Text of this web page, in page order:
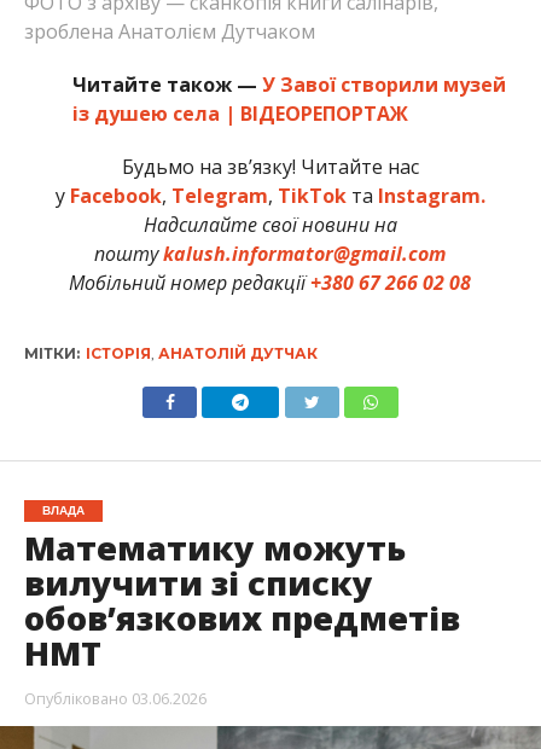
зроблена Анатолієм Дутчаком
Читайте також — У Завої створили музей
із душею села | ВІДЕОРЕПОРТАЖ
Будьмо на зв’язку! Читайте нас
у Facebook, Telegram, TikTokта Instagram.
Надсилайте свої новини на
поштуkalush.informator@gmail.com
Мобільний номер редакції+380 67 266 02 08
МІТКИ: ІСТОРІЯ АНАТОЛІЙ ДУТЧАК
ВЛАДА
Математику можуть
вилучити зі списку
обов’язкових предметів
НМТ
Опубліковано 03.06.2026